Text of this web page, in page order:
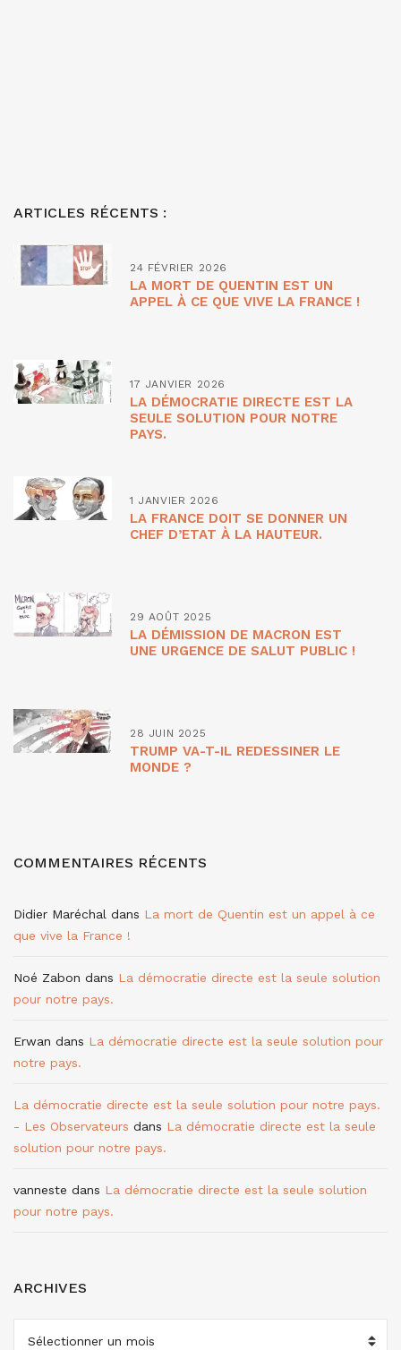
ARTICLES RÉCENTS :
24 FÉVRIER 2026
LA MORT DE QUENTIN EST UN
APPEL À CE QUE VIVE LA FRANCE !
17 JANVIER 2026
LA DÉMOCRATIE DIRECTE EST LA
SEULE SOLUTION POUR NOTRE
PAYS.
1 JANVIER 2026
LA FRANCE DOIT SE DONNER UN
CHEF D’ETAT À LA HAUTEUR.
29 AOÛT 2025
LA DÉMISSION DE MACRON EST
UNE URGENCE DE SALUT PUBLIC !
28 JUIN 2025
TRUMP VA-T-IL REDESSINER LE
MONDE ?
COMMENTAIRES RÉCENTS
Didier Maréchal dans La mort de Quentin est un appel à ce
que vive la France !
Noé Zabon dans La démocratie directe est la seule solution
pour notre pays.
Erwan dans La démocratie directe est la seule solution pour
notre pays.
La démocratie directe est la seule solution pour notre pays.
- Les Observateurs dans La démocratie directe est la seule
solution pour notre pays.
vanneste dans La démocratie directe est la seule solution
pour notre pays.
ARCHIVES